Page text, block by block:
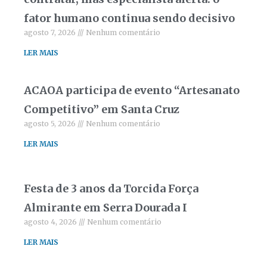
fator humano continua sendo decisivo
agosto 7, 2026 Nenhum comentário
LER MAIS
ACAOA participa de evento “Artesanato
Competitivo” em Santa Cruz
agosto 5, 2026 Nenhum comentário
LER MAIS
Festa de 3 anos da Torcida Força
Almirante em Serra Dourada I
agosto 4, 2026 Nenhum comentário
LER MAIS